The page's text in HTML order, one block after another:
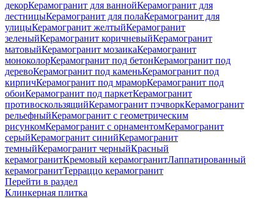
декорКерамогранит для ваннойКерамогранит для
лестницыКерамогранит для полаКерамогранит для
улицыКерамогранит желтыйКерамогранит
зеленыйКерамогранит коричневыйКерамогранит
матовыйКерамогранит мозаикаКерамогранит
моноколорКерамогранит под бетонКерамогранит под
деревоКерамогранит под каменьКерамогранит под
кирпичКерамогранит под мраморКерамогранит под
обоиКерамогранит под паркетКерамогранит
противоскользящийКерамогранит пэчворкКерамогранит
рельефныйКерамогранит с геометрическим
рисункомКерамогранит с орнаментомКерамогранит
серыйКерамогранит синийКерамогранит
темныйКерамогранит черныйКрасный
керамогранитКремовый керамогранитЛаппатированный
керамогранитТерраццо керамогранит
Перейти в раздел
Клинкерная плитка